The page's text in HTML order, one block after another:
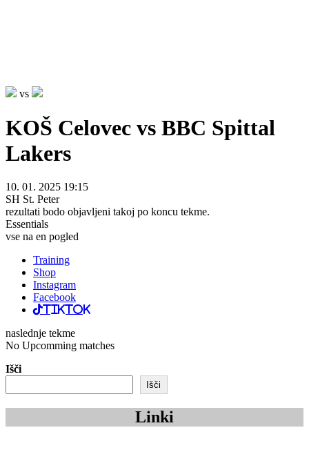
vs
KOŠ Celovec vs BBC Spittal
Lakers
10. 01. 2025 19:15
SH St. Peter
rezultati bodo objavljeni takoj po koncu tekme.
Essentials
vse na en pogled
Training
Shop
Instagram
Facebook
TikTok
naslednje tekme
No Upcomming matches
Išči
Išči
Linki